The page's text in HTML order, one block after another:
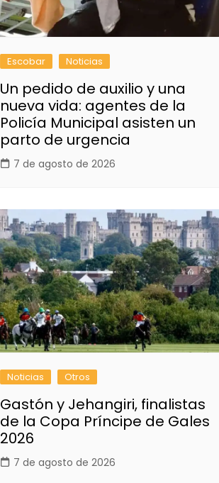
Escobar Noticias
Un pedido de auxilio y una
nueva vida: agentes de la
Policía Municipal asisten un
parto de urgencia
7 de agosto de 2026
Noticias Otros
Gastón y Jehangiri, finalistas
de la Copa Príncipe de Gales
2026
7 de agosto de 2026